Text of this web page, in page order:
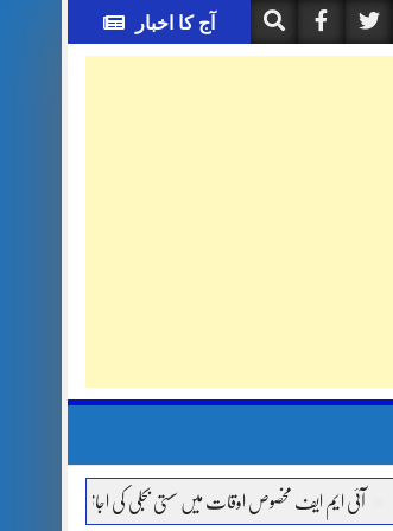
آج کا اخبار
آئی ایم ایف مخصوص اوقات میں سستی بجلی کی اجازت نہیں دے رہا،